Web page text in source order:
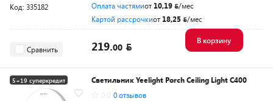
Код: 335182 Оплата частямиот 10,19
/мес
Картой рассрочкиот 18,25 /мес
Сравнить 219.00
В корзину
5+19 суперкредит
Светильник Yeelight Porch Ceiling Light C400
0 отзывов